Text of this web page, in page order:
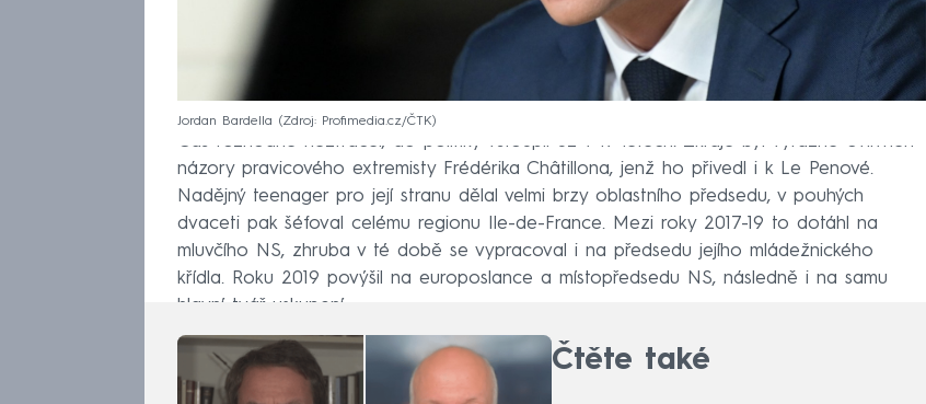
Jordan Bardella Zdroj: Profimedia.cz/ČTK
Čas rozhodně neztrácel, do politiky vstoupil už v 17 letech. Zkraje byl výrazně ovlivněn
názory pravicového extremisty Frédérika Châtillona, jenž ho přivedl i k Le Penové.
Nadějný teenager pro její stranu dělal velmi brzy oblastního předsedu, v pouhých
dvaceti pak šéfoval celému regionu Ile-de-France. Mezi roky 2017-19 to dotáhl na
mluvčího NS, zhruba v té době se vypracoval i na předsedu jejího mládežnického
křídla. Roku 2019 povýšil na europoslance a místopředsedu NS, následně i na samu
hlavní tvář uskupení.
Čtěte také